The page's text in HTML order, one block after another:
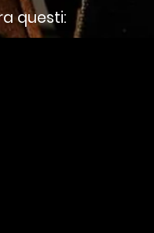
questi: